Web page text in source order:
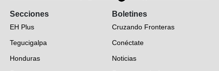
Secciones
EH Plus
Tegucigalpa
Honduras
Boletines
Cruzando Fronteras
Conéctate
Noticias